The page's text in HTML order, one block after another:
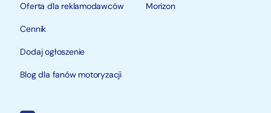
Oferta dla reklamodawców
Cennik
Dodaj ogłoszenie
Blog dla fanów motoryzacji
Morizon